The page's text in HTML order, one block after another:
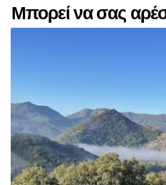
Μπορεί να σας
αναρτήσεις